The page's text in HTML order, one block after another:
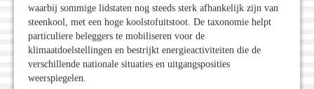
waarbij sommige lidstaten nog steeds sterk afhankelijk zijn van
steenkool, met een hoge koolstofuitstoot. De taxonomie helpt
particuliere beleggers te mobiliseren voor de
klimaatdoelstellingen en bestrijkt energieactiviteiten die de
verschillende nationale situaties en uitgangsposities
weerspiegelen.